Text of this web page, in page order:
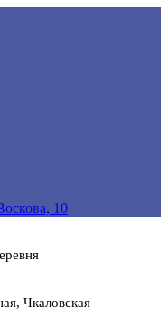
10
Чкаловская